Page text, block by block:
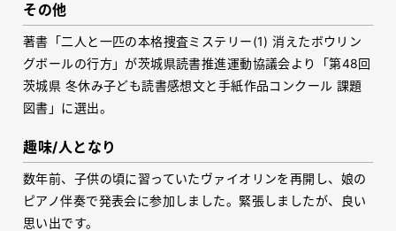
その他
著書「二人と一匹の本格捜査ミステリー(1) 消えたボウリン
グボールの行方」が茨城県読書推進運動協議会より「第48回
茨城県 冬休み子ども読書感想文と手紙作品コンクール 課題
図書」に選出。
趣味/人となり
数年前、子供の頃に習っていたヴァイオリンを再開し、娘の
ピアノ伴奏で発表会に参加しました。緊張しましたが、良い
思い出です。